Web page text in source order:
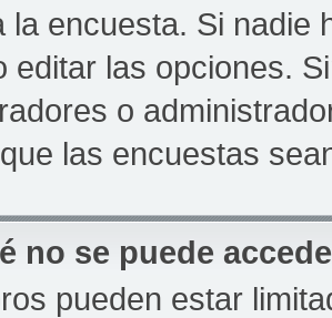
la encuesta. Si nadie
editar las opciones.
o
las encuestas
no se puede
pueden estar